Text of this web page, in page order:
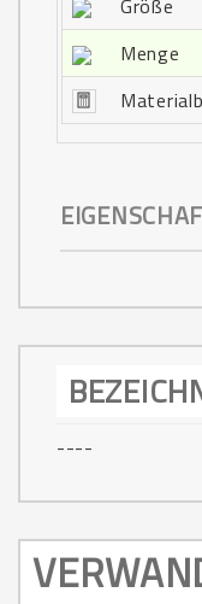
Größe
Menge
----